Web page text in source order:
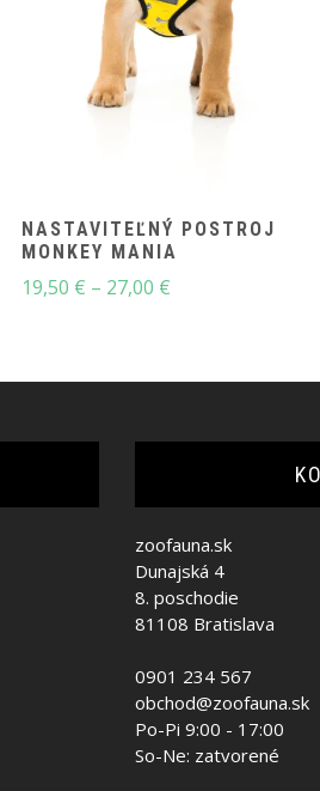
NASTAVITEĽNÝ POSTROJ
MONKEY MANIA
19,50 € – 27,00 €Price
zoofauna.sk
Dunajská 4
8. poschodie
81108 Bratislava
0901 234 567
obchod@zoofauna.sk
Po-Pi 9:00 - 17:00
So-Ne: zatvorené